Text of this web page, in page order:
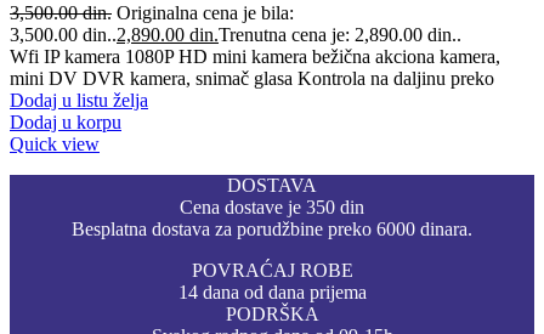
3,500.00din. Originalna cena je bila:
3,500.00 din..2,890.00 din.Trenutna cena je: 2,890.00 din..
Wfi IP kamera 1080P HD mini kamera bežična akciona kamera,
mini DV DVR kamera, snimač glasa Kontrola na daljinu preko
Dodaj u listu želja
Dodaj u korpu
Quick view
DOSTAVA
Cena dostave je 350 din
Besplatna dostava za porudžbine preko 6000 dinara.
POVRAĆAJ ROBE
14 dana od dana prijema
PODRŠKA